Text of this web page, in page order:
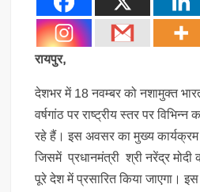
रायपुर,
देशभर में 18 नवम्बर को नशामुक्त
वर्षगांठ पर राष्ट्रीय स्तर पर
रहे हैं। इस अवसर का मुख्य कार्यक्रम
जिसमें प्रधानमंत्री श्री नरेंद्र
पूरे देश में प्रसारित किया जाएगा।